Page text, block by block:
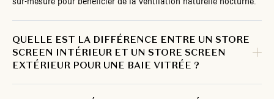
QUELLE EST LA DIFFÉRENCE ENTRE UN STORE
SCREEN INTÉRIEUR ET UN STORE SCREEN
EXTÉRIEUR POUR UNE BAIE VITRÉE ?